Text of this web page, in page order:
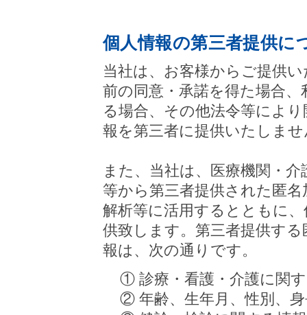
個人情報の第三者提供に
当社は、お客様からご提供
前の同意・承諾を得た場合
る場合、その他法令等によ
報を第三者に提供いたしま
また、当社は、医療機関・
等から第三者提供された匿
解析等に活用するとともに
供致します。第三者提供す
報は、次の通りです。
① 診療・看護・介護に関
② 年齢、生年月、性別、